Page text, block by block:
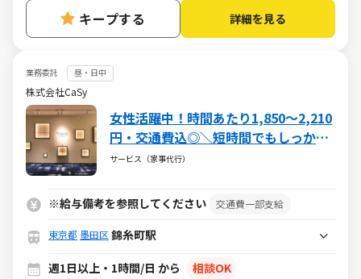
キープする 詳細を見る
業務委託 昼・日中
株式会社CaSy
女性活躍中！時間あたり1,850～2,210
円・交通費込◎＼短時間でもしっかり
稼げる★／短期・長期どちらも安定♪
行！
サービス（家事代行）
※給与備考を参照してください 交通費一部支給
東京都 墨田区 錦糸町駅
週1日以上・1時間/日 から
相談OK